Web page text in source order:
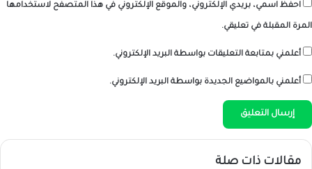
احفظ اسمي، بريدي الإلكتروني، والموقع الإلكتروني في هذا المتصفح لاستخدامها
المرة المقبلة في تعليقي.
أعلمني بمتابعة التعليقات بواسطة البريد الإلكتروني.
أعلمني بالمواضيع الجديدة بواسطة البريد الإلكتروني.
مقالات ذات صلة